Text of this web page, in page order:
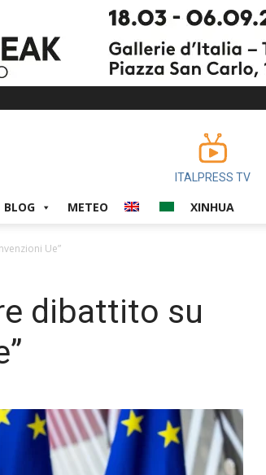
ITALPRESS TV
BLOG METEO XINHUA
Ue”
dibattito su